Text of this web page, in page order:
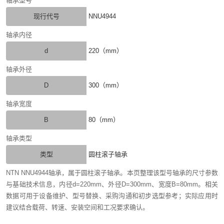
现行代号 NNU4944
轴承内径
d 220（mm）
轴承外径
D 300（mm）
轴承宽度
B 80（mm）
轴承类型
类型 圆柱滚子轴承
NTN NNU4944轴承，属于圆柱滚子轴承。本页整理该型号轴承的尺寸参数
与基础技术信息，内径d=220mm、外径D=300mm、宽度B=80mm。相关
数据可用于设备维护、型号替换、采购沟通和初步选型参考；实际应用时
建议结合载荷、转速、安装空间和工况要求确认。